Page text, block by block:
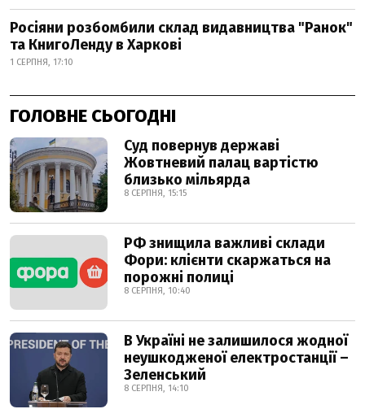
Росіяни розбомбили склад видавництва "Ранок"
та КнигоЛенду в Харкові
1 СЕРПНЯ, 17:10
ГОЛОВНЕ СЬОГОДНІ
Суд повернув державі
Жовтневий палац вартістю
близько мільярда
8 СЕРПНЯ, 15:15
РФ знищила важливі склади
Фори: клієнти скаржаться на
порожні полиці
8 СЕРПНЯ, 10:40
В Україні не залишилося жодної
неушкодженої електростанції –
Зеленський
8 СЕРПНЯ, 14:10